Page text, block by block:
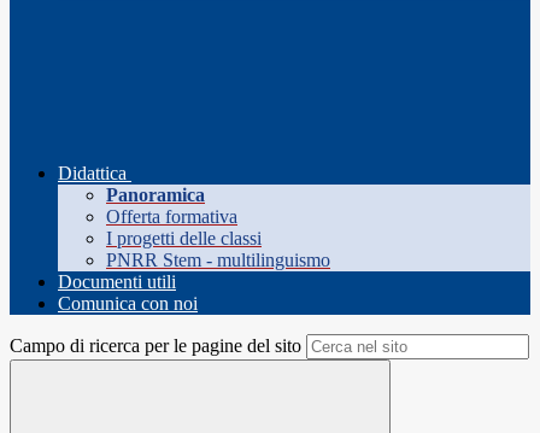
Didattica
Panoramica
Offerta formativa
I progetti delle classi
PNRR Stem - multilinguismo
Documenti utili
Comunica con noi
Campo di ricerca per le pagine del sito